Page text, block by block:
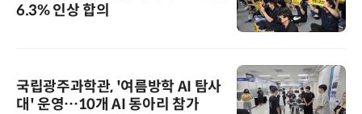
6.3% 인상 합의
국립광주과학관, '여름방학 AI 탐사
대' 운영…10개 AI 동아리 참가